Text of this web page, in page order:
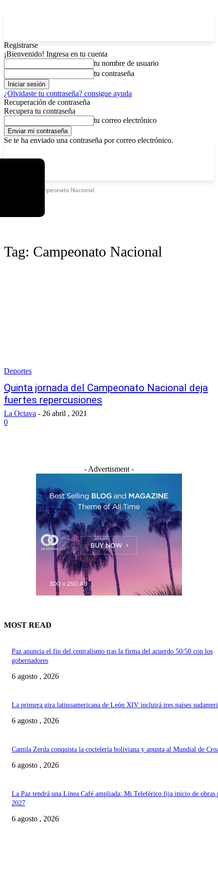
Registrarse
¡Bienvenido! Ingresa en tu cuenta
tu nombre de usuario
tu contraseña
¿Olvidaste tu contraseña? consigue ayuda
Recuperación de contraseña
Recupera tu contraseña
tu correo electrónico
Se te ha enviado una contraseña por correo electrónico.
Campeonato Nacional
Tag: Campeonato Nacional
Deportes
Quinta jornada del Campeonato Nacional deja
fuertes repercusiones
La Octava - 26 abril , 2021
0
- Advertisment -
MOST READ
Paz anuncia el fin del centralismo tras la firma del acuerdo 50/50 con los
gobernadores
6 agosto , 2026
La primera gira latinoamericana de León XIV incluirá tres países
6 agosto , 2026
Camila Zerda conquista la coctelería boliviana y apunta al Mundial de
6 agosto , 2026
La Paz tendrá una Línea Café ampliada: Mi Teleférico fija inicio de obras
2027
6 agosto , 2026